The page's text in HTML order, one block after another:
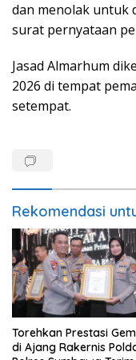
dan menolak untuk
surat pernyataan
Jasad Almarhum
2026 di tempat
setempat.
Rekomendasi
Torehkan Prestasi
di Ajang Rakernis